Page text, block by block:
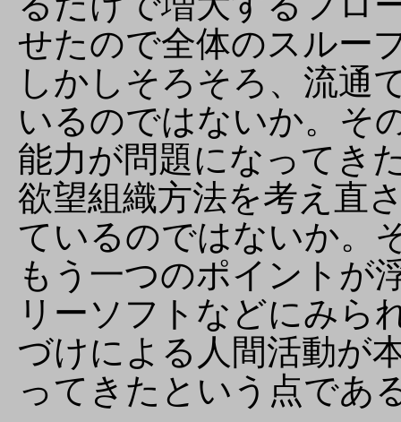
せたので全体のスルー
しかしそろそろ、流通
いるのではないか。そ
能力が問題になってき
欲望組織方法を考え直
ているのではないか。
もう一つのポイントが
リーソフトなどにみら
づけによる人間活動が
ってきたという点であ